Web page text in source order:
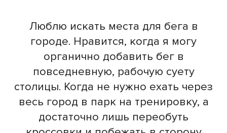
Люблю искать места для бега в
городе. Нравится, когда я могу
органично добавить бег в
повседневную, рабочую суету
столицы. Когда не нужно ехать через
весь город в парк на тренировку, а
достаточно лишь переобуть